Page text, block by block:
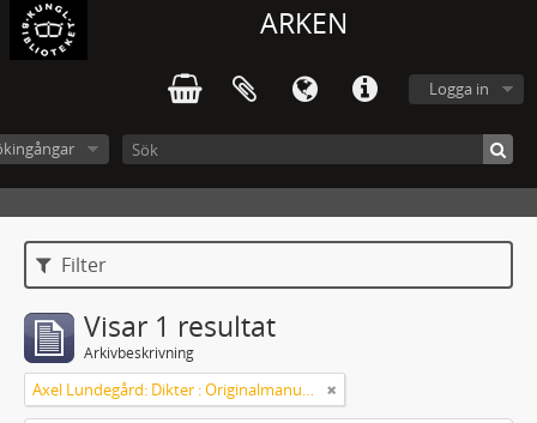
ARKEN
Logga in
Filter
Visar 1 resultat
Arkivbeskrivning
Axel Lundegård: Dikter : Originalmanuskript